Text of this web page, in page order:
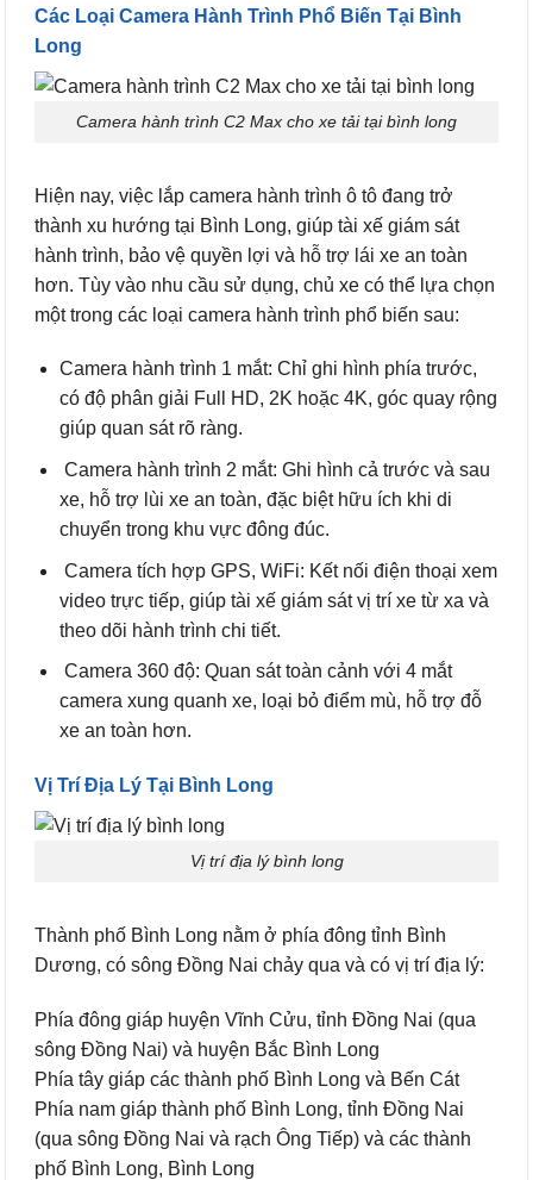
Các Loại Camera Hành Trình Phổ Biến Tại Bình
Long
Camera hành trình C2 Max cho xe tải tại bình long
Hiện nay, việc lắp camera hành trình ô tô đang trở
thành xu hướng tại Bình Long, giúp tài xế giám sát
hành trình, bảo vệ quyền lợi và hỗ trợ lái xe an toàn
hơn. Tùy vào nhu cầu sử dụng, chủ xe có thể lựa chọn
một trong các loại camera hành trình phổ biến sau:
Camera hành trình 1 mắt: Chỉ ghi hình phía trước,
có độ phân giải Full HD, 2K hoặc 4K, góc quay rộng
giúp quan sát rõ ràng.
Camera hành trình 2 mắt: Ghi hình cả trước và sau
xe, hỗ trợ lùi xe an toàn, đặc biệt hữu ích khi di
chuyển trong khu vực đông đúc.
Camera tích hợp GPS, WiFi: Kết nối điện thoại xem
video trực tiếp, giúp tài xế giám sát vị trí xe từ xa và
theo dõi hành trình chi tiết.
Camera 360 độ: Quan sát toàn cảnh với 4 mắt
camera xung quanh xe, loại bỏ điểm mù, hỗ trợ đỗ
xe an toàn hơn.
Vị Trí Địa Lý Tại Bình Long
Vị trí địa lý bình long
Thành phố Bình Long nằm ở phía đông tỉnh Bình
Dương, có sông Đồng Nai chảy qua và có vị trí địa lý:
Phía đông giáp huyện Vĩnh Cửu, tỉnh Đồng Nai (qua
sông Đồng Nai) và huyện Bắc Bình Long
Phía tây giáp các thành phố Bình Long và Bến Cát
Phía nam giáp thành phố Bình Long, tỉnh Đồng Nai
(qua sông Đồng Nai và rạch Ông Tiếp) và các thành
phố Bình Long, Bình Long